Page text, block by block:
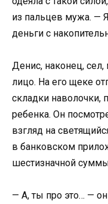
из пальцев мужа. —
деньги с
Денис, наконец, сел,
лицо. На его щеке
складки наволочки,
ребенка. Он
взгляд на
в банковском
шестизначной
— А, ты про это… —